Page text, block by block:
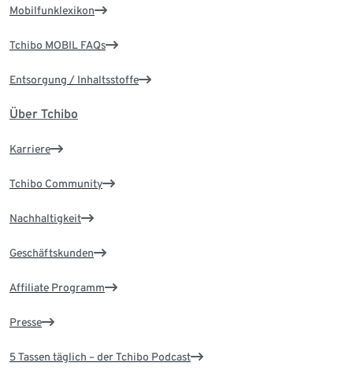
Mobilfunklexikon
Tchibo MOBIL FAQs
Entsorgung / Inhaltsstoffe
Über Tchibo
Karriere
Tchibo Community
Nachhaltigkeit
Geschäftskunden
Affiliate Programm
Presse
5 Tassen täglich – der Tchibo Podcast